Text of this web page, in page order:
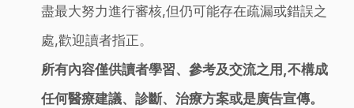
盡最大努力進行審核,但仍可能存在疏漏或錯誤之
處,歡迎讀者指正。
所有內容僅供讀者學習、參考及交流之用,不構成
任何醫療建議、診斷、治療方案或是廣告宣傳。